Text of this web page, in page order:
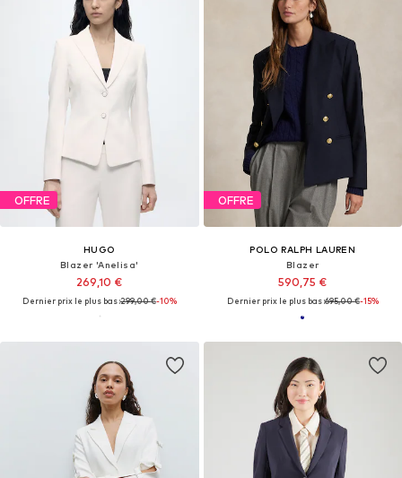
OFFRE
HUGO
Blazer 'Anelisa'
269,10 €
Dernier prix le plus bas :299,00 €-10%
OFFRE
POLO RALPH LAUREN
Blazer
590,75 €
Dernier prix le plus bas :695,00 €-15%